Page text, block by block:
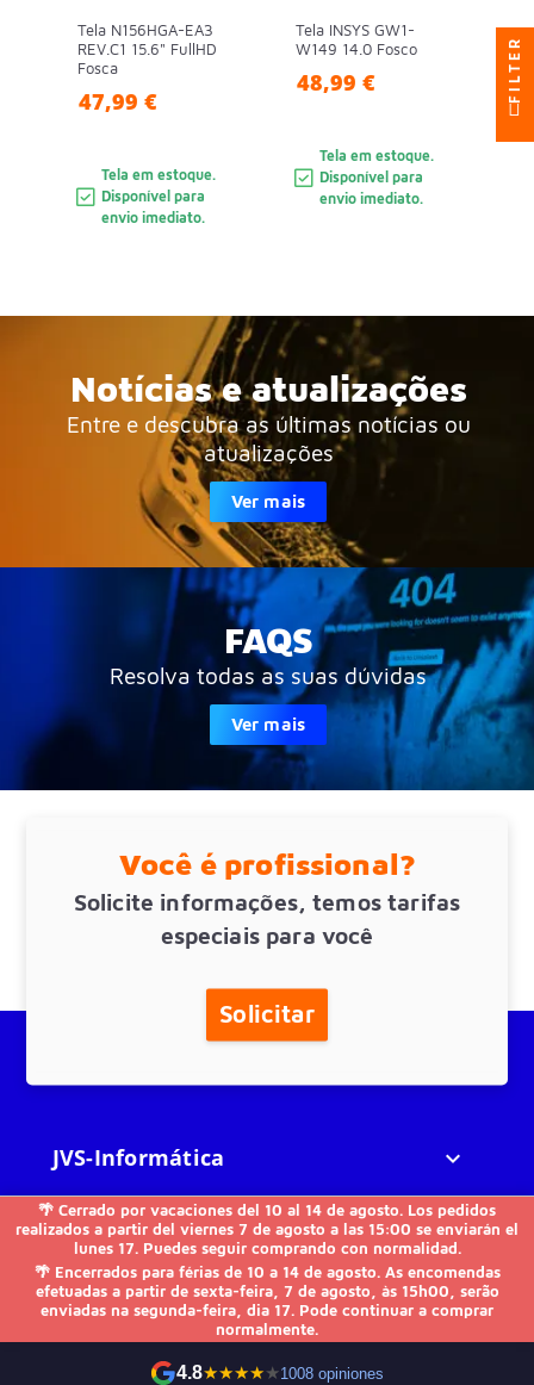
🌴 Cerrado por vacaciones del 10 al 14 de agosto. Los pedidos
realizados a partir del viernes 7 de agosto a las 15:00 se enviarán el
lunes 17. Puedes seguir comprando con normalidad.
🌴 Encerrados para férias de 10 a 14 de agosto. As encomendas
efetuadas a partir de sexta-feira, 7 de agosto, às 15h00, serão
enviadas na segunda-feira, dia 17. Pode continuar a comprar
normalmente.
Tela N156HGA-EA3
REV.C1 15.6" FullHD
Fosca
47,99 €
Tela em estoque.
Disponível para
envio imediato.
Tela INSYS GW1-
W149 14.0 Fosco
48,99 €
Tela em estoque.
Disponível para
envio imediato.
4.8★★★★★1008 opiniones
Notícias e atualizações
Entre e descubra as últimas notícias ou
atualizações
Ver mais
FAQS
Resolva todas as suas dúvidas
Ver mais
Você é profissional?
Solicite informações, temos tarifas
especiais para você
Solicitar
JVS-Informática 
FAQs 
Outros 
Contacte-nos
FILTER